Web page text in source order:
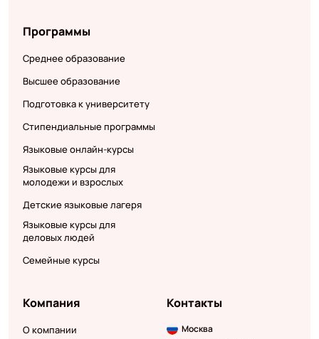
Программы
Среднее образование
Высшее образование
Подготовка к университету
Стипендиальные программы
Языковые онлайн-курсы
Языковые курсы для
молодежи и взрослых
Детские языковые лагеря
Языковые курсы для
деловых людей
Семейные курсы
Компания
О компании
Контакты
Москва